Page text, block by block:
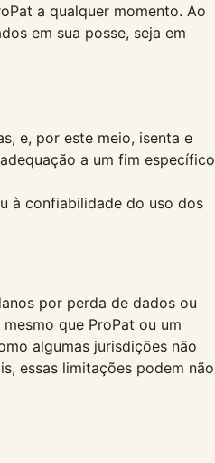
a qualquer momento. Ao
em sua posse, seja em
e, por este meio, isenta e
a um fim específico
à confiabilidade do uso dos
por perda de dados ou
que ProPat ou um
algumas jurisdições não
essas limitações podem não